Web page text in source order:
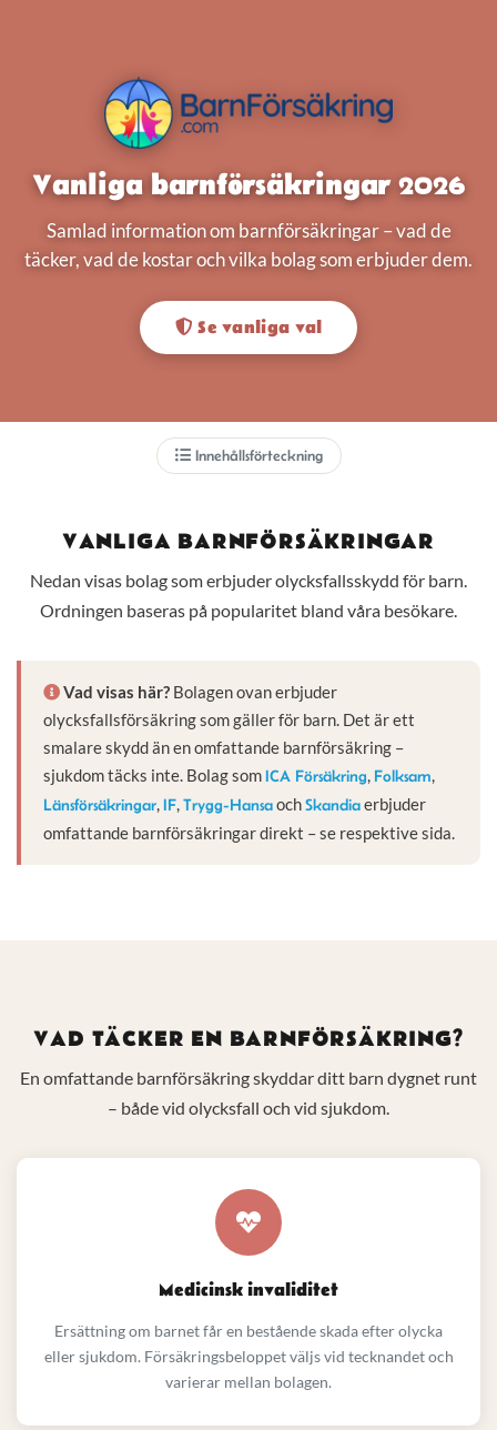
Vanliga barnförsäkringar 2026
Samlad information om barnförsäkringar – vad de
täcker, vad de kostar och vilka bolag som erbjuder dem.
Se vanliga val
Innehållsförteckning
VANLIGA BARNFÖRSÄKRINGAR
Nedan visas bolag som erbjuder olycksfallsskydd för barn.
Ordningen baseras på popularitet bland våra besökare.
Vad visas här? Bolagen ovan erbjuder
olycksfallsförsäkring som gäller för barn. Det är ett
smalare skydd än en omfattande barnförsäkring –
sjukdom täcks inte. Bolag somICA Försäkring, Folksam,
Länsförsäkringar,IF,Trygg-HansaochSkandiaerbjuder
omfattande barnförsäkringar direkt – se respektive sida.
VAD TÄCKER EN BARNFÖRSÄKRING?
En omfattande barnförsäkring skyddar ditt barn dygnet runt
– både vid olycksfall och vid sjukdom.
Medicinsk invaliditet
Ersättning om barnet får en bestående skada efter olycka
eller sjukdom. Försäkringsbeloppet väljs vid tecknandet och
varierar mellan bolagen.